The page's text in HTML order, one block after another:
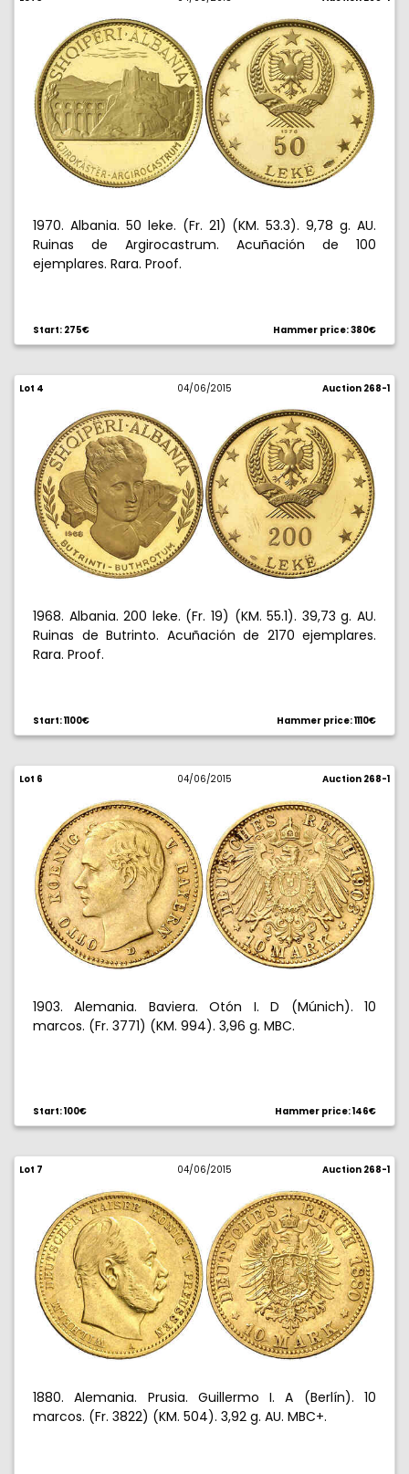
1970. Albania. 50 leke. (Fr. 21) (KM. 53.3). 9,78 g. AU.
Ruinas de Argirocastrum. Acuñación de 100
ejemplares. Rara. Proof.
Start: 275€ Hammer price: 380€
Lot 4 04/06/2015 Auction 268-1
1968. Albania. 200 leke. (Fr. 19) (KM. 55.1). 39,73 g. AU.
Ruinas de Butrinto. Acuñación de 2170 ejemplares.
Rara. Proof.
Start: 1100€ Hammer price: 1110€
Lot 6 04/06/2015 Auction 268-1
1903. Alemania. Baviera. Otón I. D (Múnich). 10
marcos. (Fr. 3771) (KM. 994). 3,96 g. MBC.
Start: 100€ Hammer price: 146€
Lot 7 04/06/2015 Auction 268-1
1880. Alemania. Prusia. Guillermo I. A (Berlín). 10
marcos. (Fr. 3822) (KM. 504). 3,92 g. AU. MBC+.